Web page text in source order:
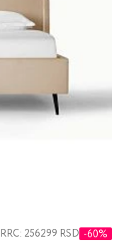
RRC: 256299 RSD -60%